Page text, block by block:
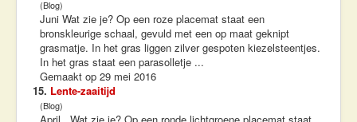
(Blog)
Juni Wat zie je? Op een roze placemat staat een
bronskleurige schaal, gevuld met een op maat geknipt
grasmatje. In het gras liggen zilver gespoten kiezelsteentjes.
In het gras staat een parasolletje ...
Gemaakt op 29 mei 2016
15. Lente-zaaitijd
(Blog)